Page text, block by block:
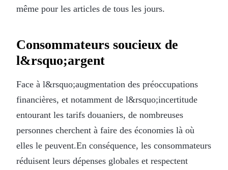
même pour les articles de tous les jours.
Consommateurs soucieux de
l&rsquo;argent
Face à l&rsquo;augmentation des préoccupations
financières, et notamment de l&rsquo;incertitude
entourant les tarifs douaniers, de nombreuses
personnes cherchent à faire des économies là où
elles le peuvent.En conséquence, les consommateurs
réduisent leurs dépenses globales et respectent